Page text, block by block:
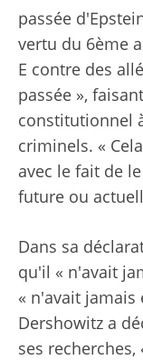
passée
vertu du 6ème
E contre des
passée »,
constitutionnel
criminels. «
avec le fait de
future ou
Dans sa
qu'il « n'avait
« n'avait jamais
Dershowitz a
ses